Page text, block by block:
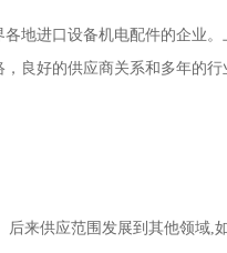
地进口设备机电配件的企业。
良好的供应商关系和多年的
后来供应范围发展到其他领域,